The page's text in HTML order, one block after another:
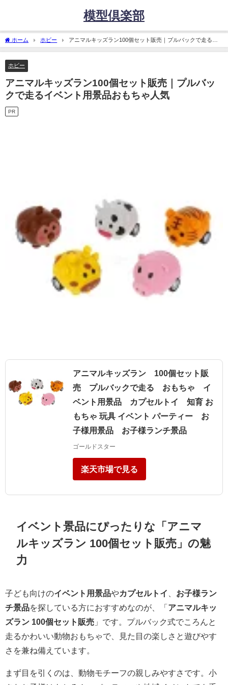
模型倶楽部
ホーム ホビー
アニマルキッズラン100個セット販売｜プルバックで走るイ
ベント用景品おもちゃ人気
ホビー
アニマルキッズラン100個セット販売｜プルバッ
クで走るイベント用景品おもちゃ人気
PR
アニマルキッズラン 100個セット販
売 プルバックで走る おもちゃ イ
ベント用景品 カプセルトイ 知育 お
もちゃ 玩具 イベント パーティー お
子様用景品 お子様ランチ景品
ゴールドスター
楽天市場で見る
イベント景品にぴったりな「アニマ
ルキッズラン 100個セット販売」の魅
力
子ども向けのイベント用景品やカプセルトイ
お子様ラン
チ景品を探している方におすすめなのが、「アニマルキッ
ズラン 100個セット販売 」です。プルバック式でころんと
走るかわいい動物おもちゃで、見た目の楽しさと遊びやす
さを兼ね備えています。
まず目を引くのは、動物モチーフの親しみやすさです。小